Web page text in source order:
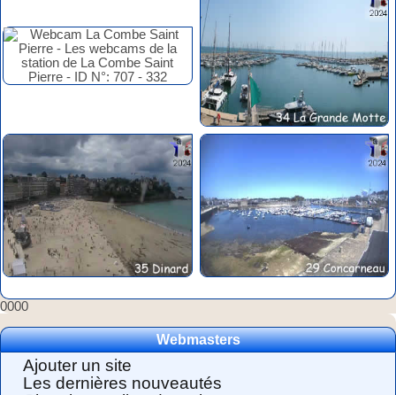
0000
Webmasters
Ajouter un site
Les dernières nouveautés